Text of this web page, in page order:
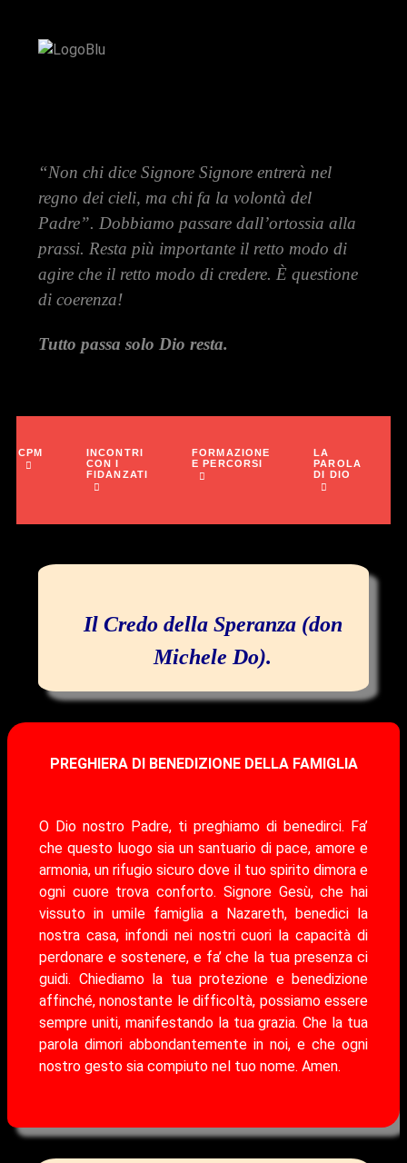
“Non chi dice Signore Signore entrerà nel
regno dei cieli, ma chi fa la volontà del
Padre”. Dobbiamo passare dall’ortossia alla
prassi. Resta più importante il retto modo di
agire che il retto modo di credere. È questione
di coerenza!
Tutto passa solo Dio resta.
CPM
INCONTRI
CON I
FIDANZATI
FORMAZIONE
E PERCORSI
LA
PAROLA
DI DIO
Il Credo della Speranza (don
Michele Do).
PREGHIERA DI BENEDIZIONE DELLA FAMIGLIA
O Dio nostro Padre, ti preghiamo di benedirci. Fa’
che questo luogo sia un santuario di pace, amore e
armonia, un rifugio sicuro dove il tuo spirito dimora e
ogni cuore trova conforto. Signore Gesù, che hai
vissuto in umile famiglia a Nazareth, benedici la
nostra casa, infondi nei nostri cuori la capacità di
perdonare e sostenere, e fa’ che la tua presenza ci
guidi. Chiediamo la tua protezione e benedizione
affinché, nonostante le difficoltà, possiamo essere
sempre uniti, manifestando la tua grazia. Che la tua
parola dimori abbondantemente in noi, e che ogni
nostro gesto sia compiuto nel tuo nome. Amen.